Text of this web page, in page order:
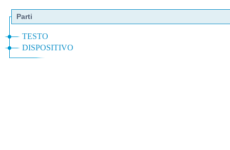
Parti
TESTO
DISPOSITIVO